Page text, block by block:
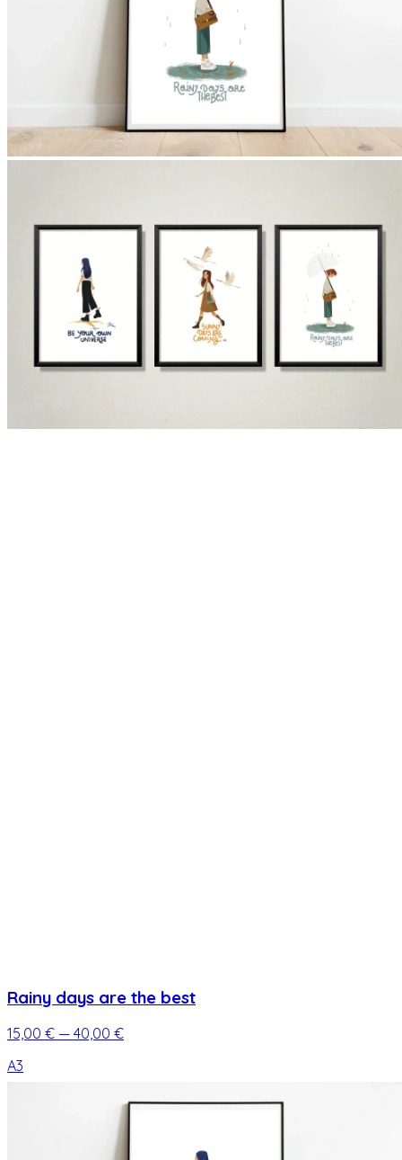
Rainy days are the best
15,00 € — 40,00 €
A3